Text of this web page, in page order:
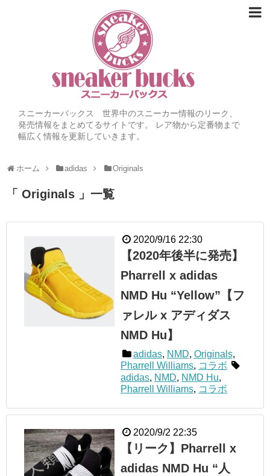
スニーカーバックス 世界中のスニーカー情報のリーク、
発売情報をまとめてるサイトです。 レア物から定番物まで
幅広く情報を更新していきます。
ホーム adidas Originals
「 Originals 」一覧
2020/9/16 22:30
【2020年後半に発売】
Pharrell x adidas
NMD Hu “Yellow”【フ
ァレル x アディダス
NMD Hu】
adidas, NMD, Originals,
Pharrell Williams, コラボ
adidas, NMD, NMD Hu,
Pharrell Williams, コラボ
2020/9/2 22:35
【リーク】Pharrell x
adidas NMD Hu “人